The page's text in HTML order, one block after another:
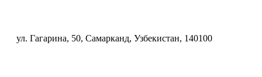
ул. Гагарина, 50, Самарканд, Узбекистан, 140100